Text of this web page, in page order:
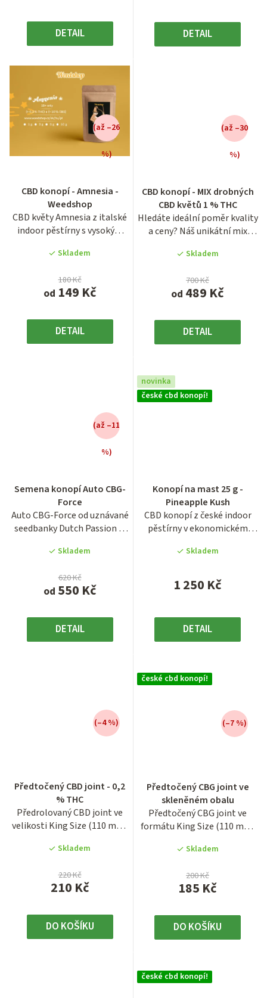
DETAIL DETAIL
CBD konopí - Amnesia -
Weedshop
CBD květy Amnesia z italské
indoor pěstírny s vysokým
Skladem
od 149 Kč
180 Kč
(až –26
%)
DETAIL
CBD konopí - MIX drobných
CBD květů 1 % THC
Hledáte ideální poměr kvality
a ceny? Náš unikátní mix
Skladem
od 489 Kč
700 Kč
(až –30
%)
DETAIL
Semena konopí Auto CBG-
Force
Auto CBG-Force od uznávané
seedbanky Dutch Passion je
Skladem
od 550 Kč
620 Kč
(až –11
%)
DETAIL
produktu
je
3,4
z
hvězdiček.
novinka
české cbd konopí!
Konopí na mast 25 g -
Pineapple Kush
CBD konopí z české indoor
pěstírny v ekonomickém
gramů...
Skladem
1 250 Kč
DETAIL
produktu
je
3,6
z
hvězdiček.
Předtočený CBD joint - 0,2
% THC
Předrolovaný CBD joint ve
velikosti King Size (110 mm)
Skladem
210 Kč
220 Kč
(–4 %)
DO KOŠÍKU
české cbd konopí!
Předtočený CBG joint ve
skleněném obalu
Předtočený CBG joint ve
formátu King Size (110 mm)
hodnocení
produktu
je
3,9
z
hvězdiček.
Skladem
185 Kč
200 Kč
(–7 %)
DO KOŠÍKU
české cbd konopí!